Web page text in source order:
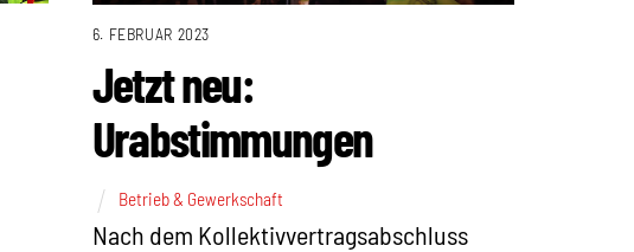
6. FEBRUAR 2023
Jetzt neu:
Urabstimmungen
Betrieb & Gewerkschaft
Nach dem Kollektivvertragsabschluss